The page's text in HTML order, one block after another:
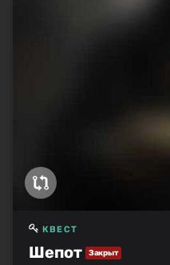
Шепот Закрыт
КВЕСТ